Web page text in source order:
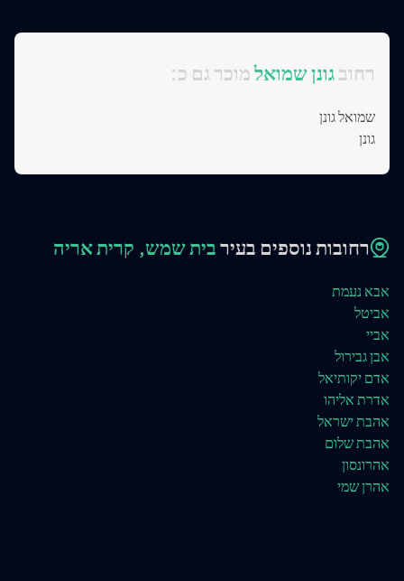
:רחובגונן שמואלמוכר גם כ
שמואל גונן
גונן
רחובות נוספים בעירבית שמש, קרית אריה
אבא נעמת
אביטל
אביי
אבן גבירול
אדם יקותיאל
אדרת אליהו
אהבת ישראל
אהבת שלום
אהרונסון
אהרן שמי